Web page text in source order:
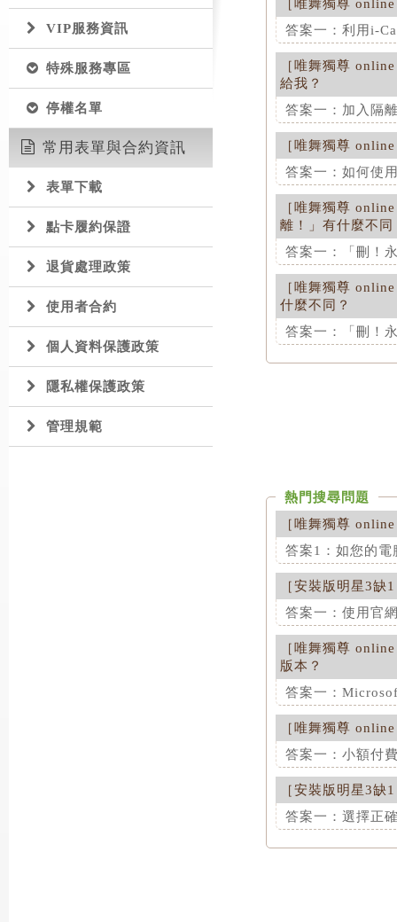
VIP服務資訊
特殊服務專區
停權名單
常用表單與合約資訊
表單下載
點卡履約保證
退貨處理政策
使用者合約
個人資料保護政策
隱私權保護政策
管理規範
［唯舞獨尊 online
答案一：利用i-
這項解答對您是
答案二：玩家列
在各館別右手邊
就可以將對方加
這項解答對您是
［唯舞獨尊 online
給我？
答案一：加入隔
這項解答對您是
［唯舞獨尊 online
答案一：如何使
這項解答對您是
［唯舞獨尊 online
離！」有什麼不同
答案一：「刪！
這項解答對您是
［唯舞獨尊 online
什麼不同？
答案一：「刪！
熱門搜尋問題
［唯舞獨尊 online
答案1：如您的
這項解答對您是
［安裝版明星3缺1
答案一：使用官
這項解答對您是
答案二：利用認
若您為【認證會
請於簡訊內容中
數密碼至您會員
這項解答對您是
答案三：使用簡
倘若為手機撥號
［唯舞獨尊 online
版本？
答案一：
這項解答對您是
［唯舞獨尊 online
答案一：小額付
這項解答對您是
［安裝版明星3缺1
答案一：選擇正